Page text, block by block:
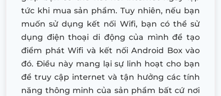
tức khi mua sản phẩm. Tuy nhiên, nếu bạn
muốn sử dụng kết nối Wifi, bạn có thể sử
dụng điện thoại di động của mình để tạo
điểm phát Wifi và kết nối Android Box vào
đó. Điều này mang lại sự linh hoạt cho bạn
để truy cập internet và tận hưởng các tính
năng thông minh của sản phẩm bất cứ nơi